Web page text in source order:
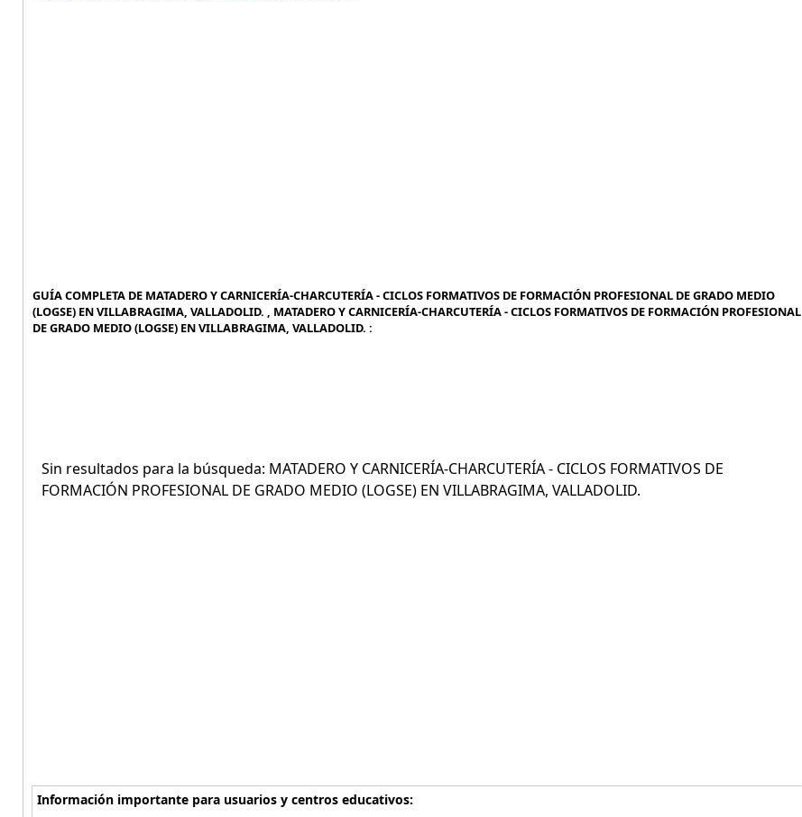
GUÍA COMPLETA DE MATADERO Y CARNICERÍA-CHARCUTERÍA - CICLOS FORMATIVOS DE FORMACIÓN PROFESIONAL DE GRADO MEDIO
(LOGSE) EN VILLABRAGIMA, VALLADOLID. , MATADERO Y CARNICERÍA-CHARCUTERÍA - CICLOS FORMATIVOS DE FORMACIÓN PROFESIONAL
DE GRADO MEDIO (LOGSE) EN VILLABRAGIMA, VALLADOLID. :
Sin resultados para la búsqueda: MATADERO Y CARNICERÍA-CHARCUTERÍA - CICLOS FORMATIVOS DE
FORMACIÓN PROFESIONAL DE GRADO MEDIO (LOGSE) EN VILLABRAGIMA, VALLADOLID.
Información importante para usuarios y centros educativos: